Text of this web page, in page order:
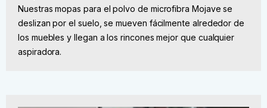
Nuestras mopas para el polvo de microfibra Mojave se
deslizan por el suelo, se mueven fácilmente alrededor de
los muebles y llegan a los rincones mejor que cualquier
aspiradora.